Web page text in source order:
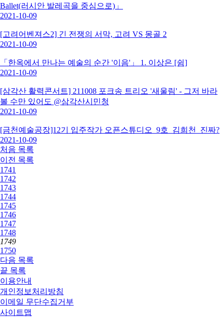
Ballet(러시안 발레곡을 중심으로)」
2021-10-09
[고려어벤져스2] 긴 전쟁의 서막, 고려 VS 몽골 2
2021-10-09
「한옥에서 만나는 예술의 순간 '이음'」 1. 이상은 [쉼]
2021-10-09
[삼각산 활력콘서트] 211008 포크송 트리오 '새울림' - 그저 바라
볼 수만 있어도 @삼각산시민청
2021-10-09
[금천예술공장]12기 입주작가 오픈스튜디오_9호_김희천_진짜?
2021-10-09
처음 목록
이전 목록
1741
1742
1743
1744
1745
1746
1747
1748
1749
1750
다음 목록
끝 목록
이용안내
개인정보처리방침
이메일 무단수집거부
사이트맵